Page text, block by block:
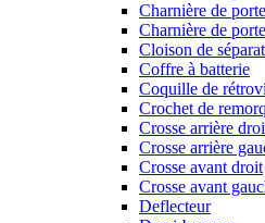
Charnière de
Charnière de
Cloison de
Coffre à batterie
Coquille de
Crochet de
Crosse arrière
Crosse arrière
Crosse avant droit
Crosse avant
Deflecteur